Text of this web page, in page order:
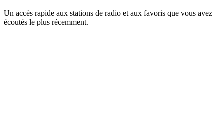
Un accès rapide aux stations de radio et aux favoris que vous avez
écoutés le plus récemment.